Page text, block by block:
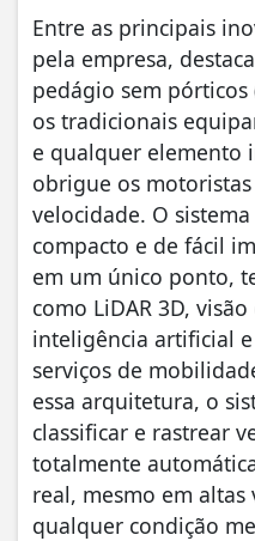
Entre as principais
pela empresa,
pedágio sem pórticos
os tradicionais
e qualquer elemento
obrigue os
velocidade. O
compacto e de fácil
em um único ponto,
como LiDAR 3D,
inteligência artificial e
serviços de
essa arquitetura, o
classificar e rastrear
totalmente
real, mesmo em altas
qualquer condição